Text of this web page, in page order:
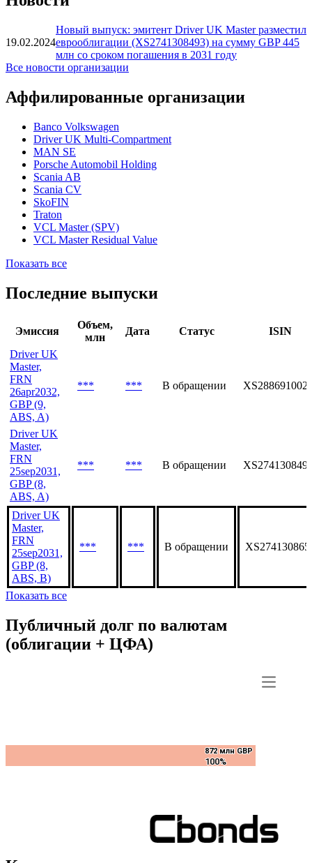
19.02.2024
Новый выпуск: эмитент Driver UK Master разместил
еврооблигации (XS2741308493) на сумму GBP 445
млн со сроком погашения в 2031 году
Все новости организации
Аффилированные организации
Banco Volkswagen
Driver UK Multi-Compartment
MAN SE
Porsche Automobil Holding
Scania AB
Scania CV
SkoFIN
Traton
VCL Master (SPV)
VCL Master Residual Value
Показать все
Последние выпуски
Эмиссия
Объем,
млн
Дата Статус
ISIN
Driver UK
Master,
FRN
26apr2032,
GBP (9,
ABS, A)
*** *** В обращении
Driver UK
Master,
FRN
25sep2031,
GBP (8,
ABS, A)
*** *** В обращении
Driver UK
Master,
FRN
25sep2031,
GBP (8,
ABS, B)
*** *** В обращении
Показать все
Публичный долг по валютам
(облигации + ЦФА)
872 млн GBP
100%
872 млн GBP
100%